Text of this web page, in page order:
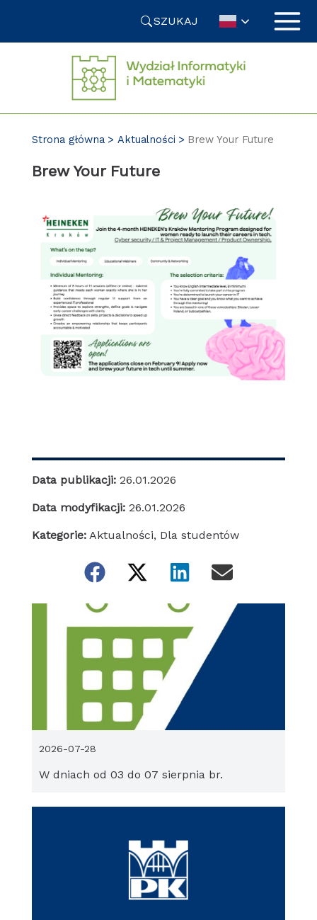
SZUKAJ
Strona główna Aktualności Brew Your Future
Brew Your Future
Data publikacji: 26.01.2026
Data modyfikacji: 26.01.2026
Kategorie: Aktualności, Dla studentów
W dniach od 03 do 07 sierpnia br.
2026-07-28